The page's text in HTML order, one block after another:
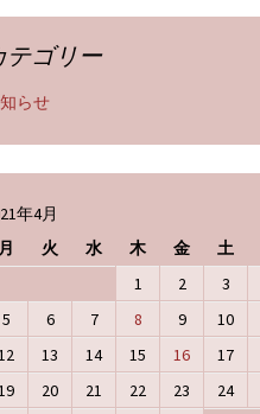
テゴリー
らせ
年4月
月
火 水 木 金 土
1 2 3
5
6 7 8 9 10
13 14 15 16 17
20 21 22 23 24